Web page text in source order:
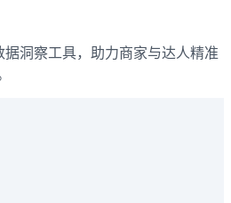
据洞察工具，助力商家与达人精准